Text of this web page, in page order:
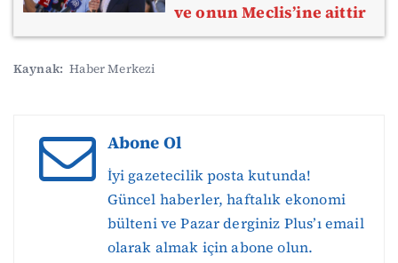
ve onun Meclis’ine aittir
Kaynak: Haber Merkezi
Abone Ol
İyi gazetecilik posta kutunda!
Güncel haberler, haftalık ekonomi
bülteni ve Pazar derginiz Plus’ı email
olarak almak için abone olun.